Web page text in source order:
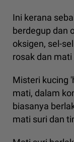
Ini kerana
berdegup dan
oksigen, sel-
rosak dan
Misteri kucing
mati, dalam
biasanya
mati suri dan